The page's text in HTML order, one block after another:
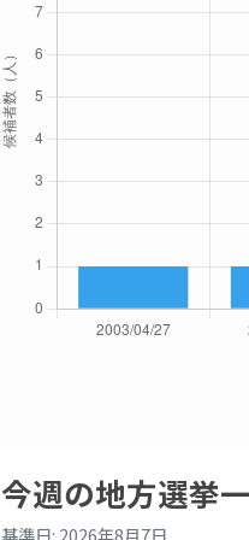
今週の地方選挙
基準日: 2026年8月7日